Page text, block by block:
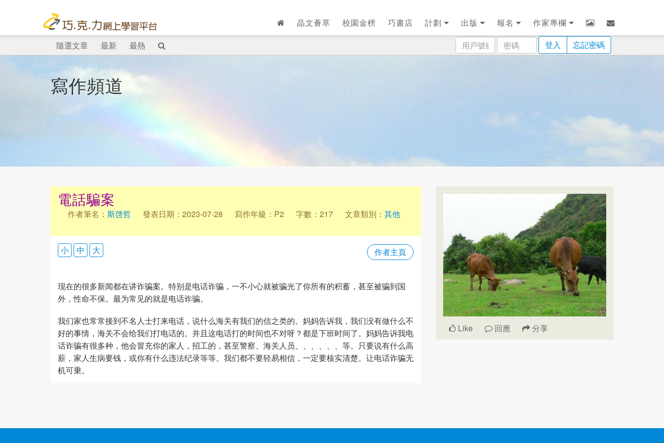
晶文薈萃 校園金榜 巧書店 計劃 出版 報名
作家專欄
用
戶
密
碼
登入 忘記密碼
隨選文章 最新 最熱
寫作頻道
電話騙案
作者筆名： 斯啓哲 發表日期：2023-07-28 寫作年級：P2 字數：217 文章類別： 其他
作者主頁
小 中 大
现在的很多新闻都在讲诈骗案。特别是电话诈骗，一不小心就被骗光了你所有的积蓄，甚至被骗到国
外，性命不保。最为常见的就是电话诈骗。
我们家也常常接到不名人士打来电话，说什么海关有我们的信之类的。妈妈告诉我，我们没有做什么不
好的事情，海关不会给我们打电话的。并且这电话打的时间也不对呀？都是下班时间了。妈妈告诉我电
话诈骗有很多种，他会冒充你的家人，招工的，甚至警察、海关人员、、、、、、等。只要说有什么高
薪，家人生病要钱，或你有什么违法纪录等等。我们都不要轻易相信，一定要核实清楚。让电话诈骗无
机可乗。
Like 回應 分享